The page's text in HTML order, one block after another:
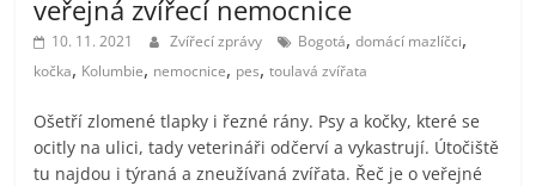
veřejná zvířecí nemocnice
10. 11. 2021 Zvířecí zprávy Bogotá,domácí mazlíčci,
kočka, Kolumbie, nemocnice, pes,toulavá zvířata
Ošetří zlomené tlapky i řezné rány. Psy a kočky, které se
ocitly na ulici, tady veterináři odčerví a vykastrují. Útočiště
tu najdou i týraná a zneužívaná zvířata. Řeč je o veřejné